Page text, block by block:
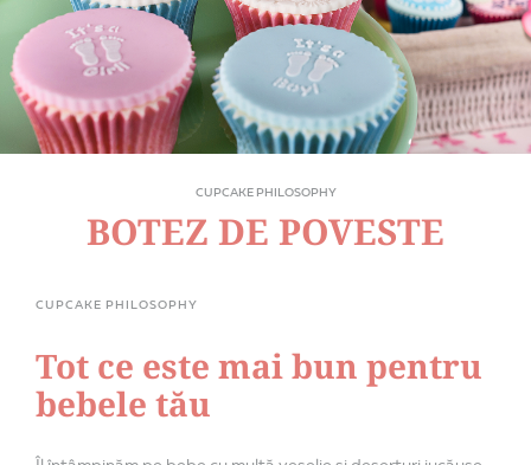
CUPCAKE PHILOSOPHY
BOTEZ DE POVESTE
CUPCAKE PHILOSOPHY
Tot ce este mai bun pentru
bebele tău